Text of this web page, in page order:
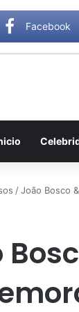
8 2026
/João Bosco
Facebook